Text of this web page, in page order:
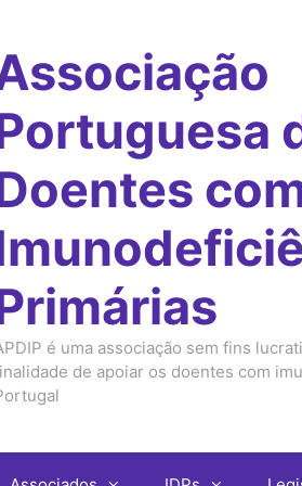
é uma associação sem fins
de apoiar os doentes com